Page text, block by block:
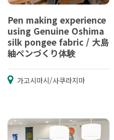
Pen making experience
using Genuine Oshima
silk pongee fabric / 大島
紬ペンづくり体験
가고시마시/사쿠라지마